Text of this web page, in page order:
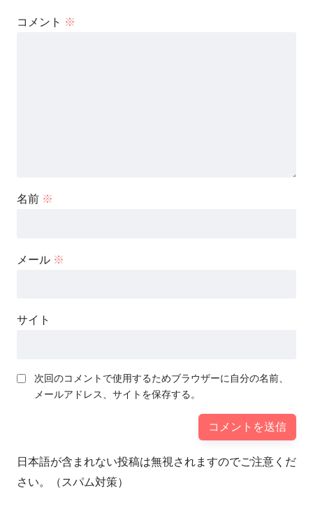
コメント ※
名前 ※
メール ※
サイト
次回のコメントで使用するためブラウザーに自分の名前、
メールアドレス、サイトを保存する。
日本語が含まれない投稿は無視されますのでご注意くだ
さい。（スパム対策）